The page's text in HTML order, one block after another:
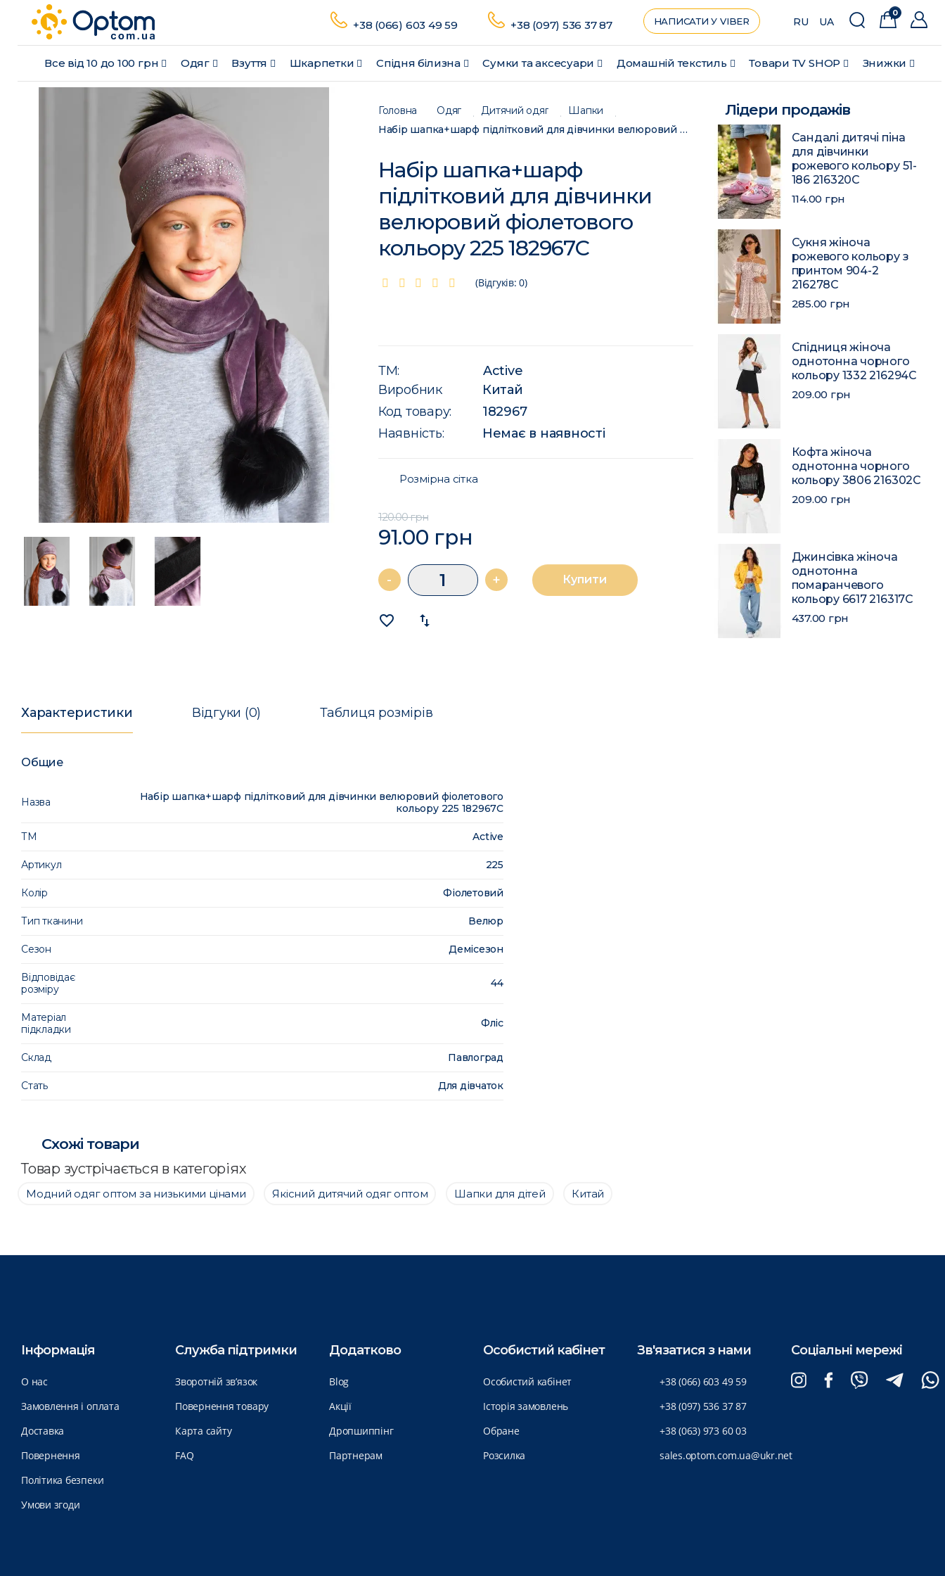
Все від 10 до 100 грн Одяг Взуття Шкарпетки Спідня білизна Сумки та аксесуари Домашній текстиль Товари ТV SHOP Знижки
+38 (066) 603 49 59 +38 (097) 536 37 87 НАПИСАТИ У VIBER RU UA
0
Головна Одяг Дитячий одяг
Шапки
Набір шапка+шарф підлітковий для дівчинки велюровий фіолетового кольору 225 182967C
Набір шапка+шарф
підлітковий для дівчинки
велюровий фіолетового
кольору 225 182967C
(Відгуків: 0)
ТМ:
Active
Виробник
Китай
Код товару:
182967
Наявність:
Немає в наявності
Розмірна сітка
120.00 грн
91.00 грн
- + Купити
favorite_border import_export
Характеристики Відгуки (0) Таблиця розмірів
Общие
Назва
Набір шапка+шарф підлітковий для дівчинки велюровий фіолетового
кольору 225 182967C
ТМ Active
Артикул 225
Колір Фіолетовий
Тип тканини Велюр
Сезон Демісезон
Відповідає
розміру
44
Матеріал
підкладки
Фліс
Склад Павлоград
Стать Для дівчаток
Лідери продажів
Сандалі дитячі піна
для дівчинки
рожевого кольору 51-
186 216320C
114.00 грн
Сукня жіноча
рожевого кольору з
принтом 904-2
216278C
285.00 грн
Спідниця жіноча
однотонна чорного
кольору 1332 216294C
209.00 грн
Кофта жіноча
однотонна чорного
кольору 3806 216302C
209.00 грн
Джинсівка жіноча
однотонна
помаранчевого
кольору 6617 216317C
437.00 грн
Схожі товари
Товар зустрічається в категоріях
Модний одяг оптом за низькими цінами Якісний дитячий одяг оптом Шапки для дітей Китай
Інформація
О нас
Замовлення і оплата
Доставка
Повернення
Політика безпеки
Умови згоди
Служба підтримки
Зворотній зв’язок
Повернення товару
Карта сайту
FAQ
Додатково
Blog
Акції
Дропшиппінг
Партнерам
Особистий кабінет
Особистий кабінет
Історія замовлень
Обране
Розсилка
Зв'язатися з нами
+38 (066) 603 49 59
+38 (097) 536 37 87
+38 (063) 973 60 03
sales.optom.com.ua@ukr.net
Соціальні мережі